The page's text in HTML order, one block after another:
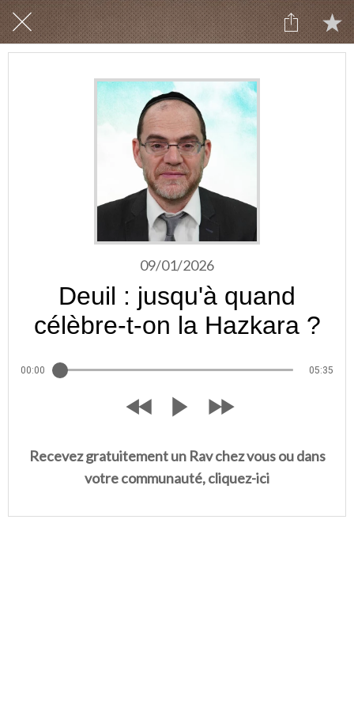
09/01/2026
Deuil : jusqu'à quand
célèbre-t-on la Hazkara ?
00:00 05:35
Recevez gratuitement un Rav chez vous ou dans
votre communauté, cliquez-ici